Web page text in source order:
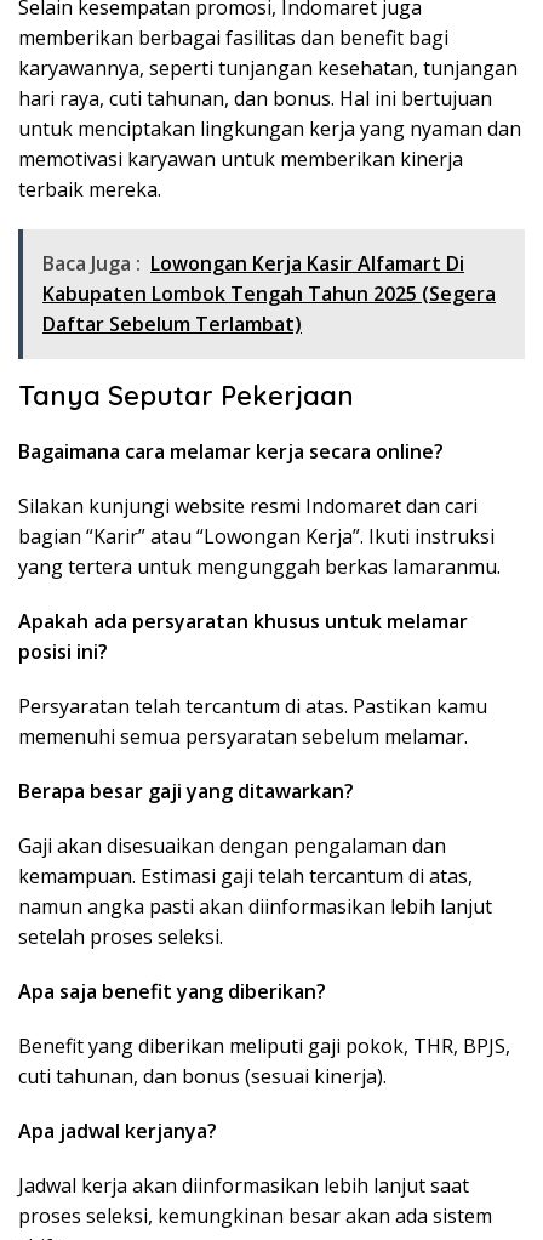
Selain kesempatan promosi, Indomaret juga
memberikan berbagai fasilitas dan benefit bagi
karyawannya, seperti tunjangan kesehatan, tunjangan
hari raya, cuti tahunan, dan bonus. Hal ini bertujuan
untuk menciptakan lingkungan kerja yang nyaman dan
memotivasi karyawan untuk memberikan kinerja
terbaik mereka.
Baca Juga : Lowongan Kerja Kasir Alfamart Di
Kabupaten Lombok Tengah Tahun 2025 (Segera
Daftar Sebelum Terlambat)
Tanya Seputar Pekerjaan
Bagaimana cara melamar kerja secara online?
Silakan kunjungi website resmi Indomaret dan cari
bagian “Karir” atau “Lowongan Kerja”. Ikuti instruksi
yang tertera untuk mengunggah berkas lamaranmu.
Apakah ada persyaratan khusus untuk melamar
posisi ini?
Persyaratan telah tercantum di atas. Pastikan kamu
memenuhi semua persyaratan sebelum melamar.
Berapa besar gaji yang ditawarkan?
Gaji akan disesuaikan dengan pengalaman dan
kemampuan. Estimasi gaji telah tercantum di atas,
namun angka pasti akan diinformasikan lebih lanjut
setelah proses seleksi.
Apa saja benefit yang diberikan?
Benefit yang diberikan meliputi gaji pokok, THR, BPJS,
cuti tahunan, dan bonus (sesuai kinerja).
Apa jadwal kerjanya?
Jadwal kerja akan diinformasikan lebih lanjut saat
proses seleksi, kemungkinan besar akan ada sistem